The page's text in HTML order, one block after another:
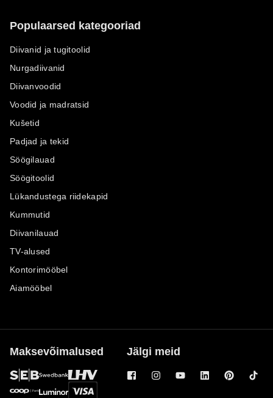
Populaarsed kategooriad
Diivanid ja tugitoolid
Nurgadiivanid
Diivanvoodid
Voodid ja madratsid
Kušetid
Padjad ja tekid
Söögilauad
Söögitoolid
Lükandustega riidekapid
Kummutid
Diivanilauad
TV-alused
Kontorimööbel
Aiamööbel
Maksevõimalused Jälgi meid